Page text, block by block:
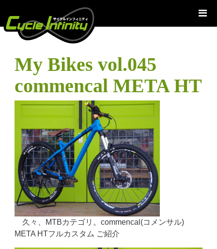
テ
My Bikes vol.045
commencal META HT
久々、MTBカテゴリ。commencal(コメンサル)
META HTフルカスタム ご紹介